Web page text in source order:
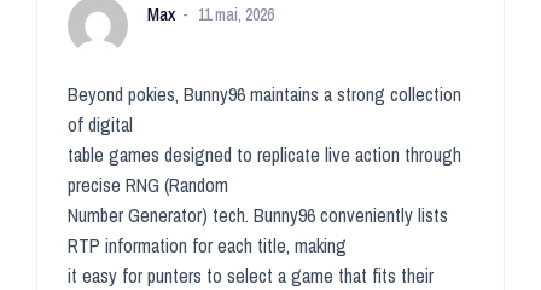
Max 11 mai, 2026
Beyond pokies, Bunny96 maintains a strong collection
of digital
table games designed to replicate live action through
precise RNG (Random
Number Generator) tech. Bunny96 conveniently lists
RTP information for each title, making
it easy for punters to select a game that fits their